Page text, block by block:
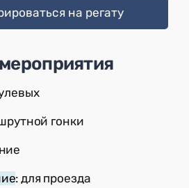
на регату
гонки
: для проезда